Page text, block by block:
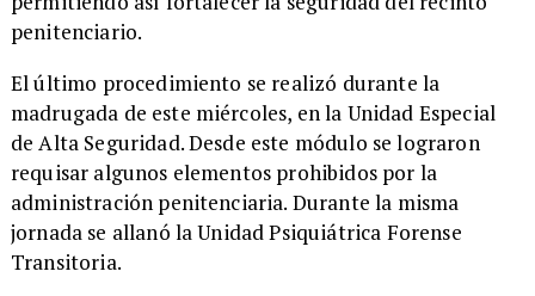
penitenciario.
​El último procedimiento se realizó durante la
madrugada de este miércoles, en la Unidad Especial
de Alta Seguridad. Desde este módulo se lograron
requisar algunos elementos prohibidos por la
administración penitenciaria. Durante la misma
jornada se allanó la Unidad Psiquiátrica Forense
Transitoria.